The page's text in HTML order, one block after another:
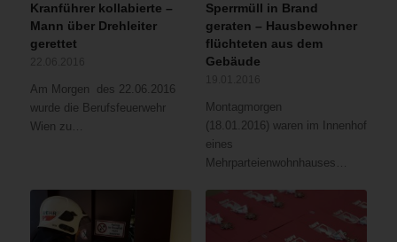
Kranführer kollabierte –
Mann über Drehleiter
gerettet
Am Morgen des 22.06.2016
wurde die Berufsfeuerwehr
Wien zu…
Sperrmüll in Brand
geraten – Hausbewohner
flüchteten aus dem
Gebäude
Montagmorgen
(18.01.2016) waren im Innenhof
eines
Mehrparteienwohnhauses…